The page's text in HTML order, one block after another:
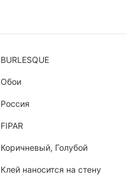
BURLESQUE
Обои
Россия
FIPAR
Коричневый, Голубой
Клей наносится на стену